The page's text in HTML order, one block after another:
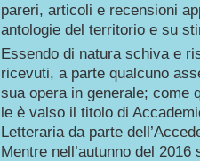
pareri, articoli e recensioni
antologie del territorio e su
Essendo di natura schiva e
ricevuti, a parte qualcuno
sua opera in generale; come
le è valso il titolo di
Letteraria da parte
Mentre nell’autunno del